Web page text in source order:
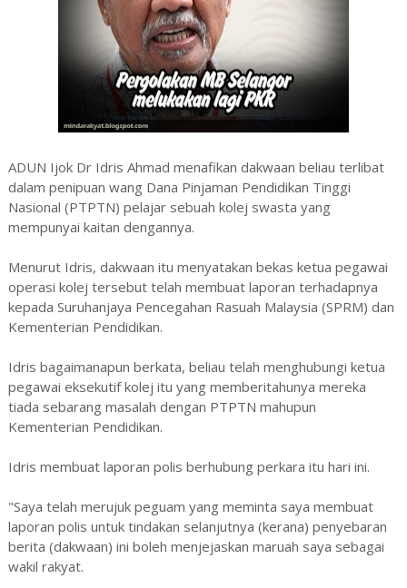
ADUN Ijok Dr Idris Ahmad menafikan dakwaan beliau terlibat
dalam penipuan wang Dana Pinjaman Pendidikan Tinggi
Nasional (PTPTN) pelajar sebuah kolej swasta yang
mempunyai kaitan dengannya.
Menurut Idris, dakwaan itu menyatakan bekas ketua pegawai
operasi kolej tersebut telah membuat laporan terhadapnya
kepada Suruhanjaya Pencegahan Rasuah Malaysia (SPRM) dan
Kementerian Pendidikan.
Idris bagaimanapun berkata, beliau telah menghubungi ketua
pegawai eksekutif kolej itu yang memberitahunya mereka
tiada sebarang masalah dengan PTPTN mahupun
Kementerian Pendidikan.
Idris membuat laporan polis berhubung perkara itu hari ini.
"Saya telah merujuk peguam yang meminta saya membuat
laporan polis untuk tindakan selanjutnya (kerana) penyebaran
berita (dakwaan) ini boleh menjejaskan maruah saya sebagai
wakil rakyat.